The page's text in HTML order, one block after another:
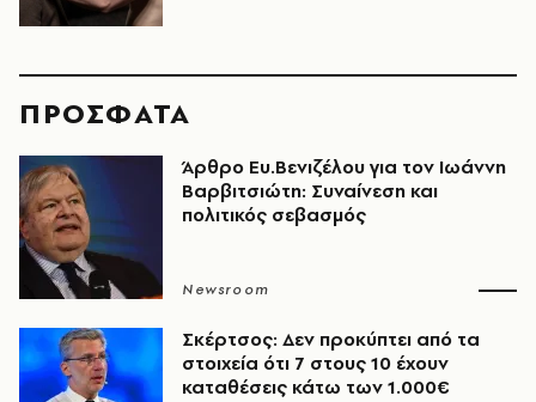
ΠΡΟΣΦΑΤΑ
Άρθρο Ευ.Βενιζέλου για τον Iωάννη
Βαρβιτσιώτη: Συναίνεση και
πολιτικός σεβασμός
Newsroom
Σκέρτσος: Δεν προκύπτει από τα
στοιχεία ότι 7 στους 10 έχουν
καταθέσεις κάτω των 1.000€